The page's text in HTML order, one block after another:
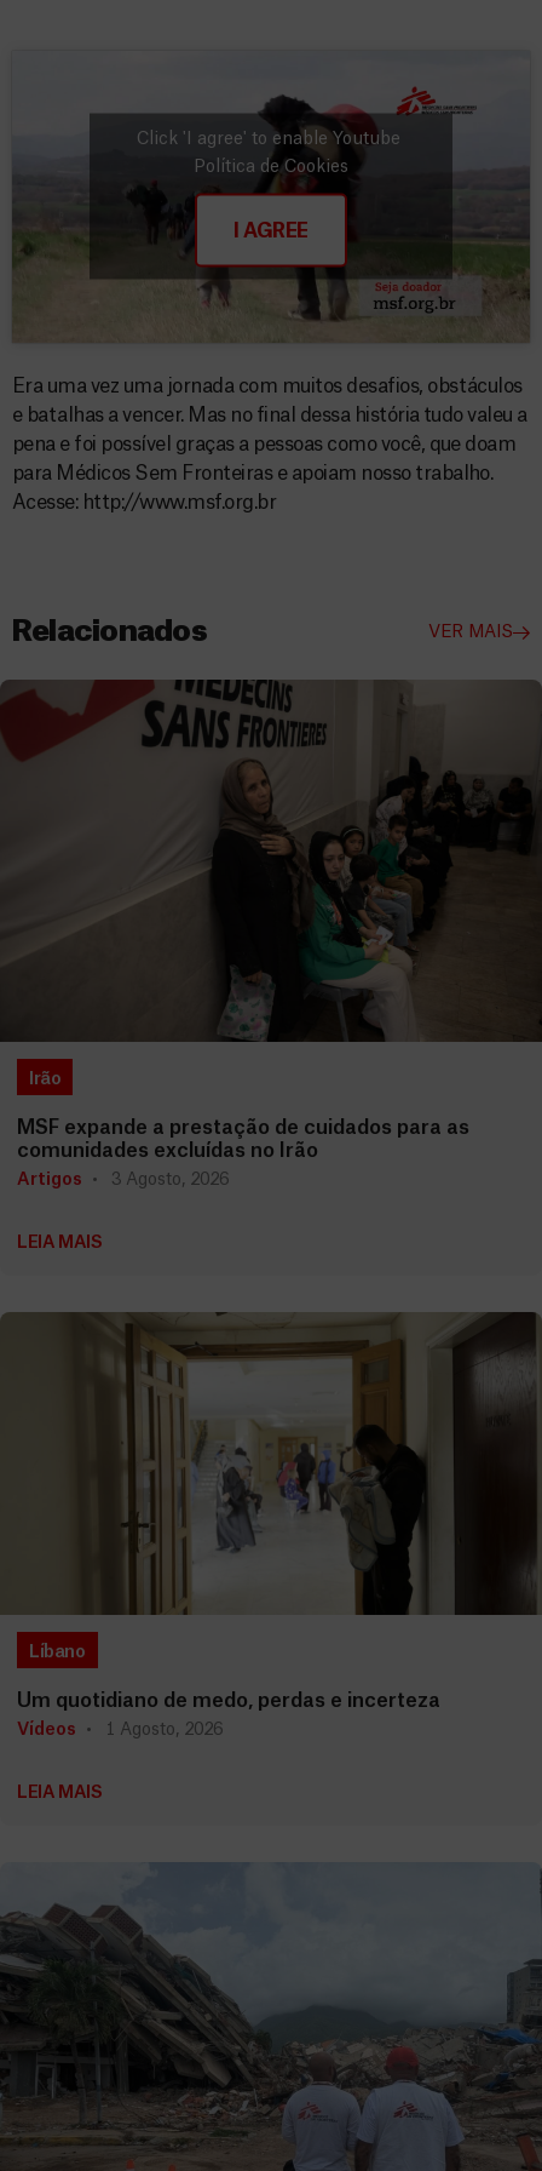
Click 'I agree' to enable Youtube
Política de Cookies
I AGREE
Era uma vez uma jornada com muitos desafios, obstáculos
e batalhas a vencer. Mas no final dessa história tudo valeu a
pena e foi possível graças a pessoas como você, que doam
para Médicos Sem Fronteiras e apoiam nosso trabalho.
Acesse: http://www.msf.org.br
Relacionados VER MAIS
Irão
MSF expande a prestação de cuidados para as
comunidades excluídas no Irão
Artigos 3 Agosto, 2026
LEIA MAIS
Líbano
Um quotidiano de medo, perdas e incerteza
Vídeos 1 Agosto, 2026
LEIA MAIS